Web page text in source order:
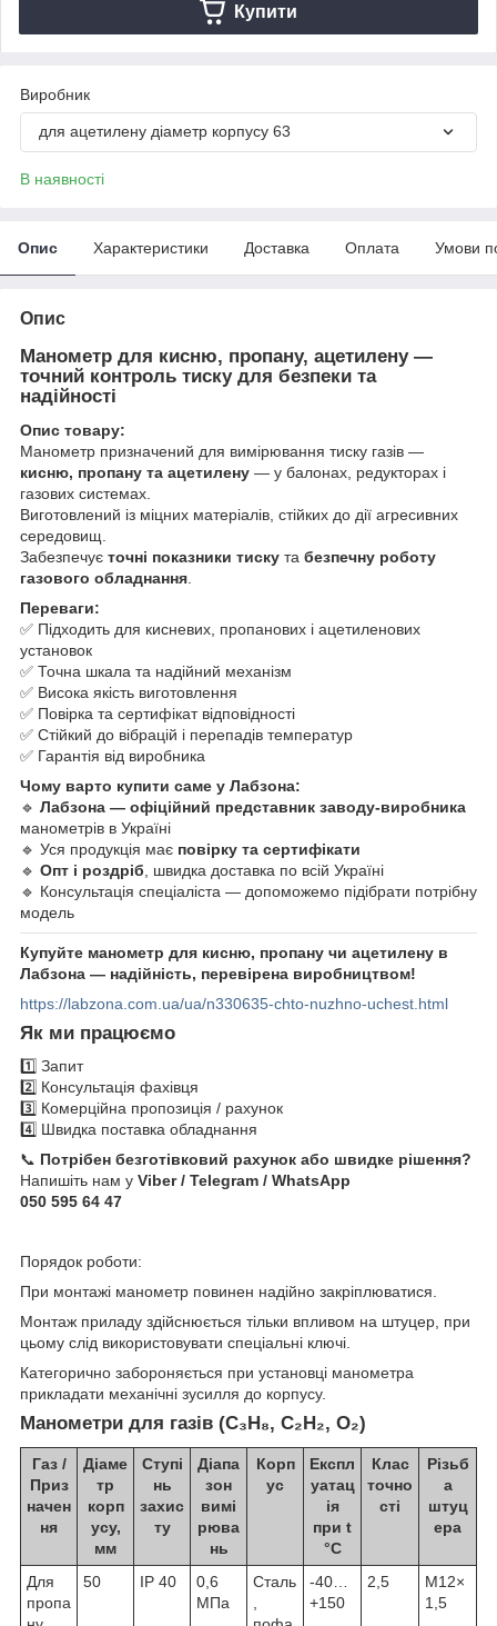
Купити
Виробник
для ацетилену діаметр корпусу 63
В наявності
Опис Характеристики Доставка Оплата Умови
Опис
Манометр для кисню, пропану, ацетилену —
точний контроль тиску для безпеки та
надійності
Опис товару:
Манометр призначений для вимірювання тиску газів —
кисню, пропану та ацетилену — у балонах, редукторах і
газових системах.
Виготовлений із міцних матеріалів, стійких до дії агресивних
середовищ.
Забезпечує точні показники тиску та безпечну роботу
газового обладнання
Переваги:
✅ Підходить для кисневих, пропанових і ацетиленових
установок
✅ Точна шкала та надійний механізм
✅ Висока якість виготовлення
✅ Повірка та сертифікат відповідності
✅ Стійкий до вібрацій і перепадів температур
✅ Гарантія від виробника
Чому варто купити саме у Лабзона:
🔹 Лабзона — офіційний представник заводу-виробника
манометрів в Україні
🔹 Уся продукція має повірку та сертифікати
🔹 Опт і роздріб , швидка доставка по всій Україні
🔹 Консультація спеціаліста — допоможемо підібрати потрібну
модель
Купуйте манометр для кисню, пропану чи ацетилену в
Лабзона — надійність, перевірена виробництвом!
https://labzona.com.ua/ua/n330635-chto-nuzhno-uchest.html
Як ми працюємо
1️⃣ Запит
2️⃣ Консультація фахівця
3️⃣ Комерційна пропозиція / рахунок
4️⃣ Швидка поставка обладнання
📞 Потрібен безготівковий рахунок або швидке рішення?
Напишіть нам у Viber / Telegram / WhatsApp
050 595 64 47
Порядок роботи:
При монтажі манометр повинен надійно закріплюватися.
Монтаж приладу здійснюється тільки впливом на штуцер, при
цьому слід використовувати спеціальні ключі.
Категорично забороняється при установці манометра
прикладати механічні зусилля до корпусу.
Манометри для газів (С₃Н₈, С₂Н₂, O₂)
Газ /
Приз
начен
ня
Діаме
тр
корп
усу,
мм
Ступі
нь
захис
ту
Діапа
зон
вимі
рюва
нь
Корп
ус
Експл
уатац
ія
при t
°C
Клас
точно
сті
Різьб
а
штуц
ера
Для
пропа
50 IP 40
0,6
МПа
Сталь
-40…
+150
2,5
М12×
1,5